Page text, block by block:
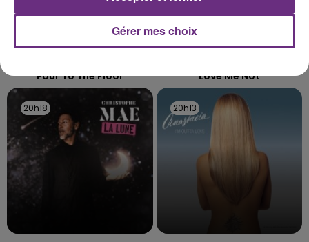
Four To The Floor Love Me Not
20h18
20h18 20h13
20h13
Gérer mes choix